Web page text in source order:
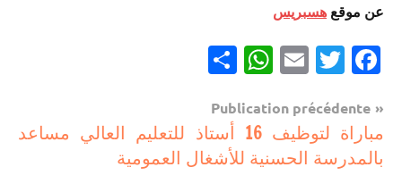
عن موقع هسبريس
Facebook
Twitter
Email
WhatsApp
مستجدات
تربوية
Navigation
de
l’article
Publication précédente
مباراة لتوظيف 16 أستاذ للتعليم العالي مساعد
بالمدرسة الحسنية للأشغال العمومية